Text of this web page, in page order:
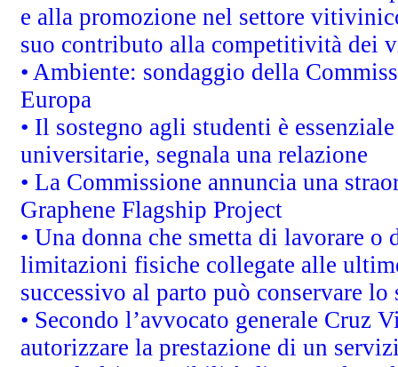
e alla promozione nel settore
suo contributo alla competitività dei
• Ambiente: sondaggio della
Europa
• Il sostegno agli studenti è
universitarie, segnala una relazione
• La Commissione annuncia una
Graphene Flagship Project
• Una donna che smetta di lavorare
limitazioni fisiche collegate alle
successivo al parto può conservare
• Secondo l’avvocato generale Cruz
autorizzare la prestazione di un